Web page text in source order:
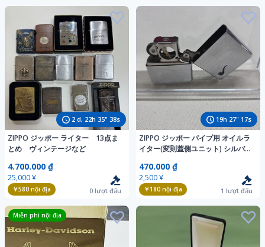
2 d, 22h 35" 37s
ZIPPO ジッポー ライター 13点ま
とめ ヴィンテージなど
4.700.000 ₫
25,000 ¥
￥580nội địa 0 lượt đấu
19h 27" 16s
ZIPPO ジッポー パイプ用 オイルラ
イター(変則蓋側ユニット) シルバー
470.000 ₫
2,500 ¥
￥180nội địa 1 lượt đấu
Miễn phí nội địa